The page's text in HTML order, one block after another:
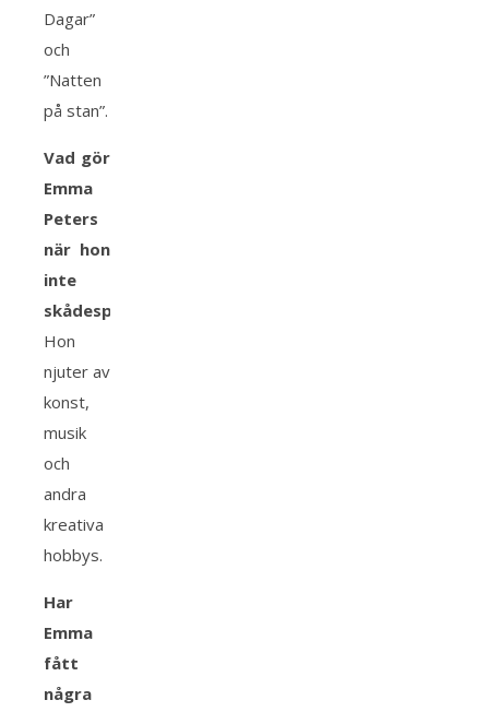
Dagar”
och
”Natten
på stan”.
Vad gör
Emma
Peters
när hon
inte
skådespelar?
Hon
njuter av
konst,
musik
och
andra
kreativa
hobbys.
Har
Emma
fått
några